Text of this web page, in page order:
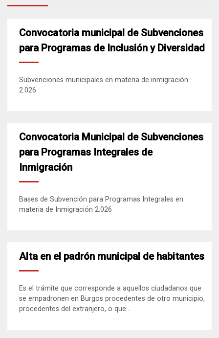
Convocatoria municipal de Subvenciones
para Programas de Inclusión y Diversidad
Subvenciones municipales en materia de inmigración
2.026
Convocatoria Municipal de Subvenciones
para Programas Integrales de
Inmigración
Bases de Subvención para Programas Integrales en
materia de Inmigración 2.026
Alta en el padrón municipal de habitantes
Es el trámite que corresponde a aquellos ciudadanos que
se empadronen en Burgos procedentes de otro municipio,
procedentes del extranjero, o que...